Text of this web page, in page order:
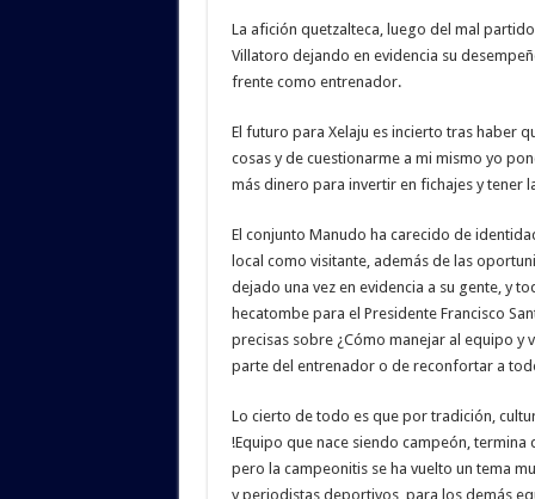
La afición quetzalteca, luego del mal
Villatoro dejando en evidencia su
frente como entrenador.
El futuro para Xelaju es incierto tras haber
cosas y de cuestionarme a mi mismo yo
más dinero para invertir en fichajes y tener
El conjunto Manudo ha carecido de
local como visitante, además de las
dejado una vez en evidencia a su gente, y
hecatombe para el Presidente Francisco
precisas sobre ¿Cómo manejar al equipo y
parte del entrenador o de reconfortar a
Lo cierto de todo es que por tradición,
!Equipo que nace siendo campeón, termina
pero la campeonitis se ha vuelto un tema
y periodistas deportivos para los demás